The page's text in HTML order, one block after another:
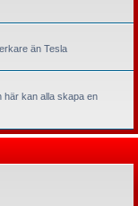
än Tesla
här kan alla skapa en